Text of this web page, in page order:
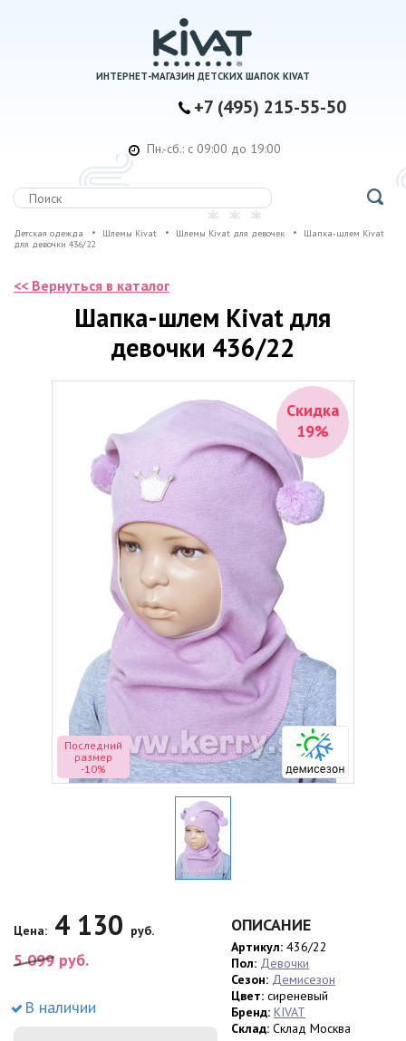
ИНТЕРНЕТ-МАГАЗИН ДЕТСКИХ ШАПОК KIVAT
+7 (495) 215-55-50
Пн.-сб.: с 09:00 до 19:00
Детская одежда Шлемы Kivat Шлемы Kivat для девочек
Шапка-шлем Kivat
для девочки 436/22
<< Вернуться в каталог
Шапка-шлем Kivat для
девочки 436/22
Скидка
19%
Последний
размер
-10%
Цена: 4 130 руб.
5 099 руб.
В наличии
ОПИСАНИЕ
Артикул: 436/22
Пол: Девочки
Сезон: Демисезон
Цвет: сиреневый
Бренд: KIVAT
Склад: Склад Москва